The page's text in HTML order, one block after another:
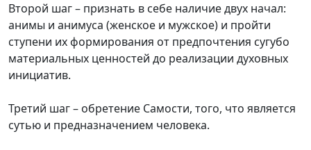
Второй шаг – признать в себе наличие двух начал:
анимы и анимуса (женское и мужское) и пройти
ступени их формирования от предпочтения сугубо
материальных ценностей до реализации духовных
инициатив.
Третий шаг – обретение Самости, того, что является
сутью и предназначением человека.